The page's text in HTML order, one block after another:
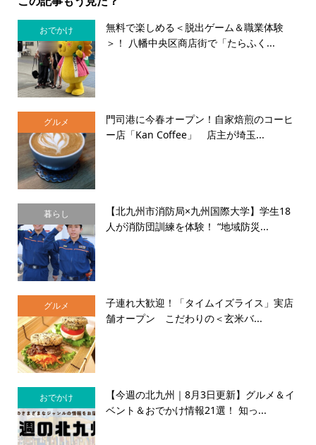
おでかけ
無料で楽しめる＜脱出ゲーム＆職業体験
＞！ 八幡中央区商店街で「たらふく...
グルメ
門司港に今春オープン！自家焙煎のコーヒ
ー店「Kan Coffee」 店主が埼玉...
暮らし
【北九州市消防局×九州国際大学】学生18
人が消防団訓練を体験！ “地域防災...
グルメ
子連れ大歓迎！「タイムイズライス」実店
舗オープン こだわりの＜玄米バ...
おでかけ
【今週の北九州｜8月3日更新】グルメ＆イ
ベント＆おでかけ情報21選！ 知っ...